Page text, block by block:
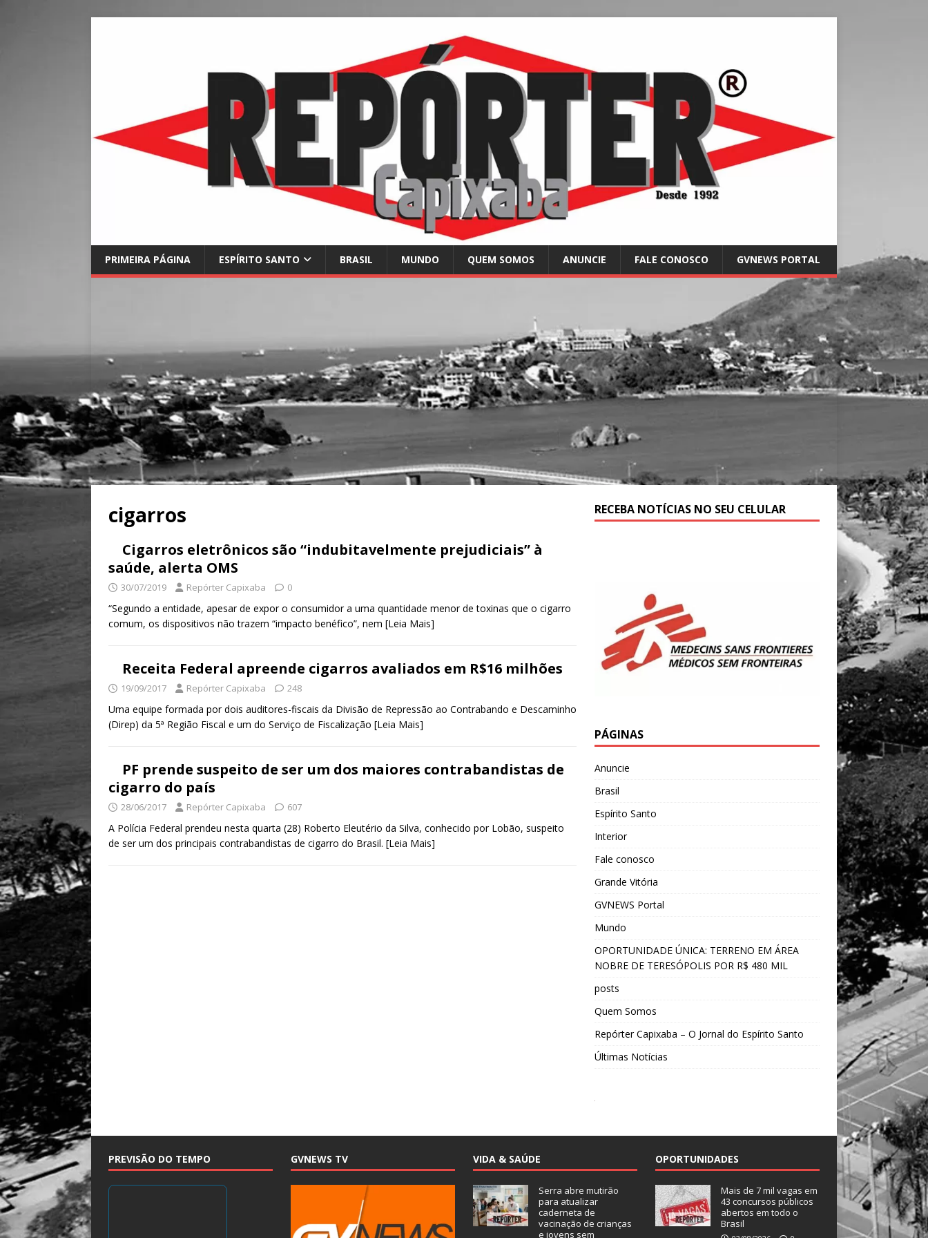
PRIMEIRA PÁGINA ESPÍRITO SANTO BRASIL MUNDO QUEM SOMOS ANUNCIE FALE CONOSCO GVNEWS PORTAL
cigarros
Cigarros eletrônicos são “indubitavelmente prejudiciais” à
saúde, alerta OMS
30/07/2019 Repórter Capixaba 0
“Segundo a entidade, apesar de expor o consumidor a uma quantidade menor de toxinas que o cigarro
comum, os dispositivos não trazem “impacto benéfico”, nem [Leia Mais]
Receita Federal apreende cigarros avaliados em R$16 milhões
19/09/2017 Repórter Capixaba 248
Uma equipe formada por dois auditores-fiscais da Divisão de Repressão ao Contrabando e Descaminho
(Direp) da 5ª Região Fiscal e um do Serviço de Fiscalização [Leia Mais]
PF prende suspeito de ser um dos maiores contrabandistas de
cigarro do país
28/06/2017 Repórter Capixaba 607
A Polícia Federal prendeu nesta quarta (28) Roberto Eleutério da Silva, conhecido por Lobão, suspeito
de ser um dos principais contrabandistas de cigarro do Brasil. [Leia Mais]
RECEBA NOTÍCIAS NO SEU CELULAR
PÁGINAS
Anuncie
Brasil
Espírito Santo
Interior
Fale conosco
Grande Vitória
GVNEWS Portal
Mundo
OPORTUNIDADE ÚNICA: TERRENO EM ÁREA
NOBRE DE TERESÓPOLIS POR R$ 480 MIL
posts
Quem Somos
Repórter Capixaba – O Jornal do Espírito Santo
Últimas Notícias
PREVISÃO DO TEMPO GVNEWS TV VIDA & SAÚDE
Serra abre mutirão
para atualizar
caderneta de
vacinação de crianças
e jovens sem
OPORTUNIDADES
Mais de 7 mil vagas em
43 concursos públicos
abertos em todo o
Brasil